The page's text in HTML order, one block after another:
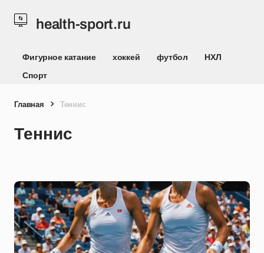
health-sport.ru
Фигурное катание хоккей футбол
НХЛ
Спорт
Главная Теннис
Теннис